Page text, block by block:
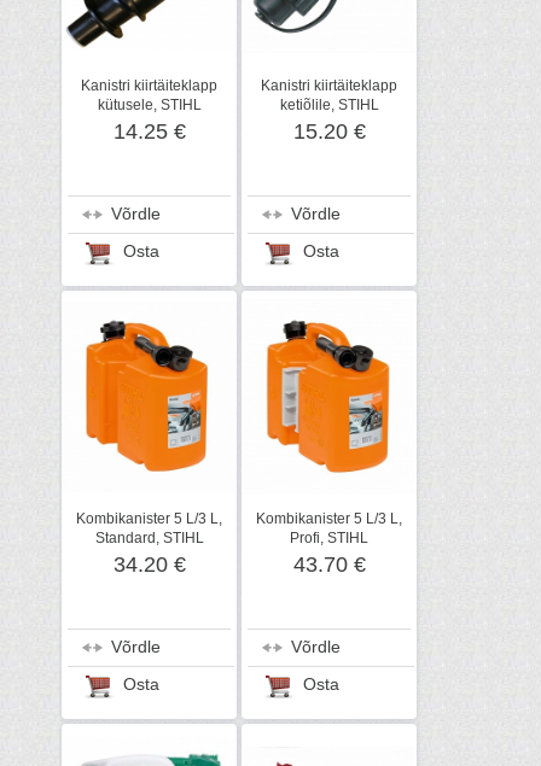
Kanistri kiirtäiteklapp
kütusele, STIHL
14.25 €
Võrdle
Osta
Kanistri kiirtäiteklapp
ketiõlile, STIHL
15.20 €
Võrdle
Osta
Kombikanister 5 L/3 L,
Standard, STIHL
34.20 €
Võrdle
Osta
Kombikanister 5 L/3 L,
Profi, STIHL
43.70 €
Võrdle
Osta